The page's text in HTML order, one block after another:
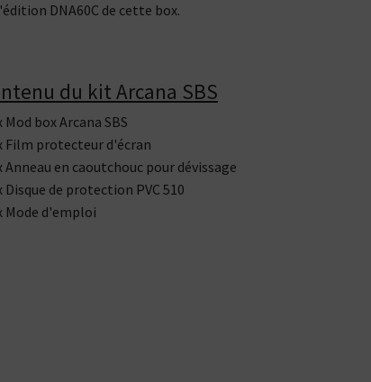
DNA60C de cette box.
du kit Arcana SBS
Mod box Arcana SBS
Film protecteur d'écran
Anneau en caoutchouc pour dévissage
Disque de protection PVC 510
Mode d'emploi